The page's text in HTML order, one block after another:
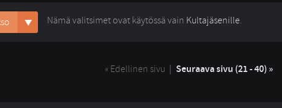
Nämä valitsimet ovat käytössä vain Kultajäsenille.
« Edellinen sivu Seuraava sivu (21 - 40) »